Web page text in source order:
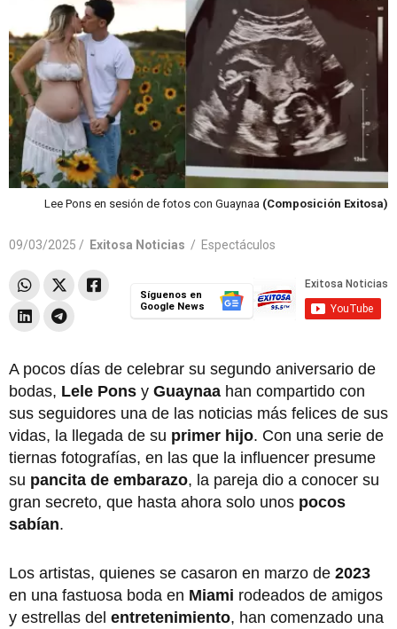
Lee Pons en sesión de fotos con Guaynaa (Composición Exitosa)
09/03/2025 / Exitosa Noticias / Espectáculos
Síguenos en
Google News
A pocos días de celebrar su segundo aniversario de
bodas, Lele Pons y Guaynaa han compartido con
sus seguidores una de las noticias más felices de sus
vidas, la llegada de su primer hijo. Con una serie de
tiernas fotografías, en las que la influencer presume
su pancita de embarazo, la pareja dio a conocer su
gran secreto, que hasta ahora solo unos pocos
sabían.
Los artistas, quienes se casaron en marzo de 2023
en una fastuosa boda en Miami rodeados de amigos
y estrellas del entretenimiento, han comenzado una